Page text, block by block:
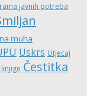
javnih potreba
muha
Uskrs Utjecaj
Čestitka